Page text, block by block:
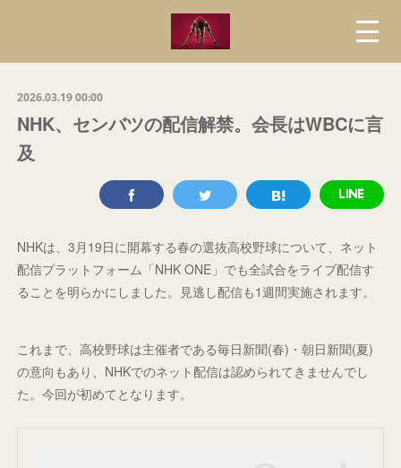
2026.03.19 00:00
NHK、センバツの配信解禁。会長はWBCに言
及
NHKは、3月19日に開幕する春の選抜高校野球について、ネット
配信プラットフォーム「NHK ONE」でも全試合をライブ配信す
ることを明らかにしました。見逃し配信も1週間実施されます。
これまで、高校野球は主催者である毎日新聞(春)・朝日新聞(夏)
の意向もあり、NHKでのネット配信は認められてきませんでし
た。今回が初めてとなります。